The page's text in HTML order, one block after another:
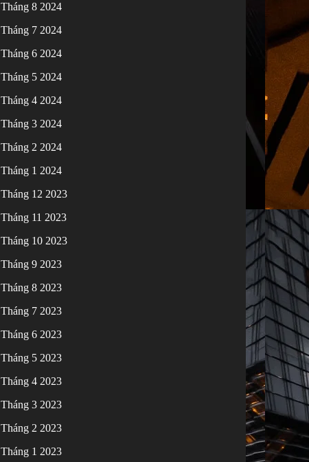
Tháng 8 2024
Tháng 7 2024
Tháng 6 2024
Tháng 5 2024
Tháng 4 2024
Tháng 3 2024
Tháng 2 2024
Tháng 1 2024
Tháng 12 2023
Tháng 11 2023
Tháng 10 2023
Tháng 9 2023
Tháng 8 2023
Tháng 7 2023
Tháng 6 2023
Tháng 5 2023
Tháng 4 2023
Tháng 3 2023
Tháng 2 2023
Tháng 1 2023